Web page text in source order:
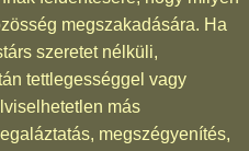
megszakadására. Ha
szeretet nélküli,
tettlegességgel vagy
más
megszégyenítés,